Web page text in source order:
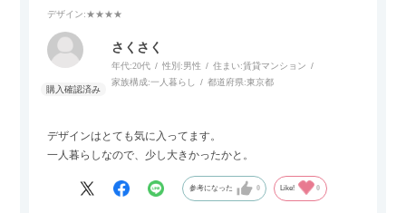
デザイン:★★★★
さくさく
年代:20代 性別:男性 住まい:賃貸マンション
家族構成:一人暮らし 都道府県:東京都
デザインはとても気に入ってます。
一人暮らしなので、少し大きかったかと。
参考になった 0 Like! 0